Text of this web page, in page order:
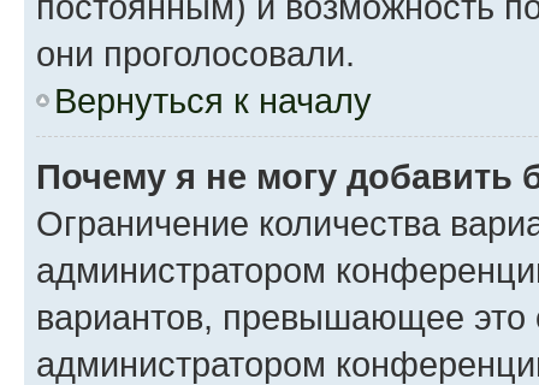
они проголосовали.
Вернуться к началу
Почему я не могу добавить
Ограничение количества
администратором
вариантов, превышающее это
администратором